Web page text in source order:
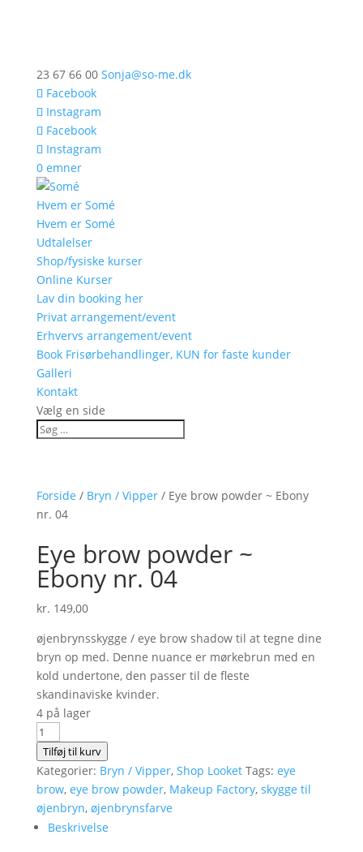
23 67 66 00 Sonja@so-me.dk
Facebook
Instagram
Facebook
Instagram
0 emner
Hvem er Somé
Hvem er Somé
Udtalelser
Shop/fysiske kurser
Online Kurser
Lav din booking her
Privat arrangement/event
Erhvervs arrangement/event
Book Frisørbehandlinger, KUN for faste kunder
Galleri
Kontakt
Vælg en side
Forside / Bryn / Vipper/ Eye brow powder ~ Ebony
nr. 04
Eye brow powder ~
Ebony nr. 04
kr. 149,00
øjenbrynsskygge / eye brow shadow til at tegne dine
bryn op med. Denne nuance er mørkebrun med en
kold undertone, den passer til de fleste
skandinaviske kvinder.
4 på lager
Eye
brow
powder
~
Ebony
nr.
Tilføj til kurv
Kategorier: Bryn / Vipper, Shop Looket Tags: eye
brow, eye brow powder, Makeup Factory, skygge til
øjenbryn, øjenbrynsfarve
Beskrivelse